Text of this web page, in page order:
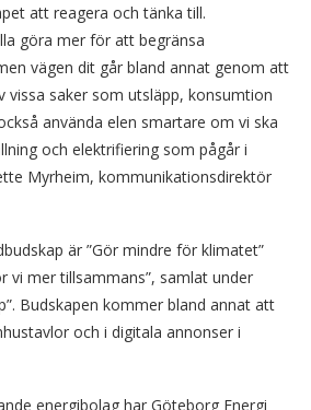
att reagera och tänka till.
göra mer för att begränsa
vägen dit går bland annat genom att
vissa saker som utsläpp, konsumtion
använda elen smartare om vi ska
och elektrifiering som pågår i
Myrheim, kommunikationsdirektör
är ”Gör mindre för klimatet”
vi mer tillsammans”, samlat under
Budskapen kommer bland annat att
och i digitala annonser i
energibolag har Göteborg Energi